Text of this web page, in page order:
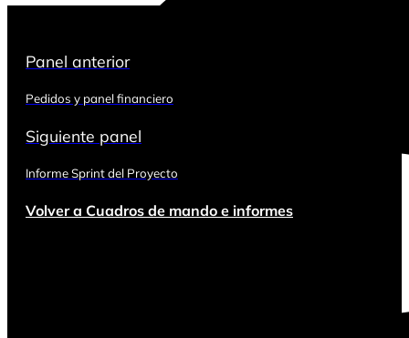
Panel anterior
Pedidos y panel financiero
Siguiente panel
Informe Sprint del Proyecto
Volver a Cuadros de mando e informes